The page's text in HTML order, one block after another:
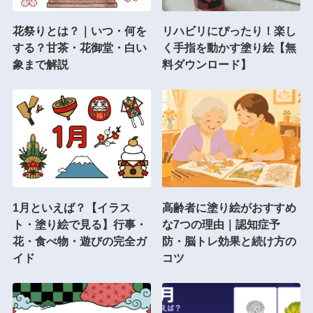
花祭りとは？｜いつ・何を
する？甘茶・花御堂・白い
象まで解説
リハビリにぴったり！楽し
く手指を動かす塗り絵【無
料ダウンロード】
1月といえば？【イラス
ト・塗り絵で見る】行事・
花・食べ物・遊びの完全ガ
イド
高齢者に塗り絵がおすすめ
な7つの理由｜認知症予
防・脳トレ効果と続け方の
コツ